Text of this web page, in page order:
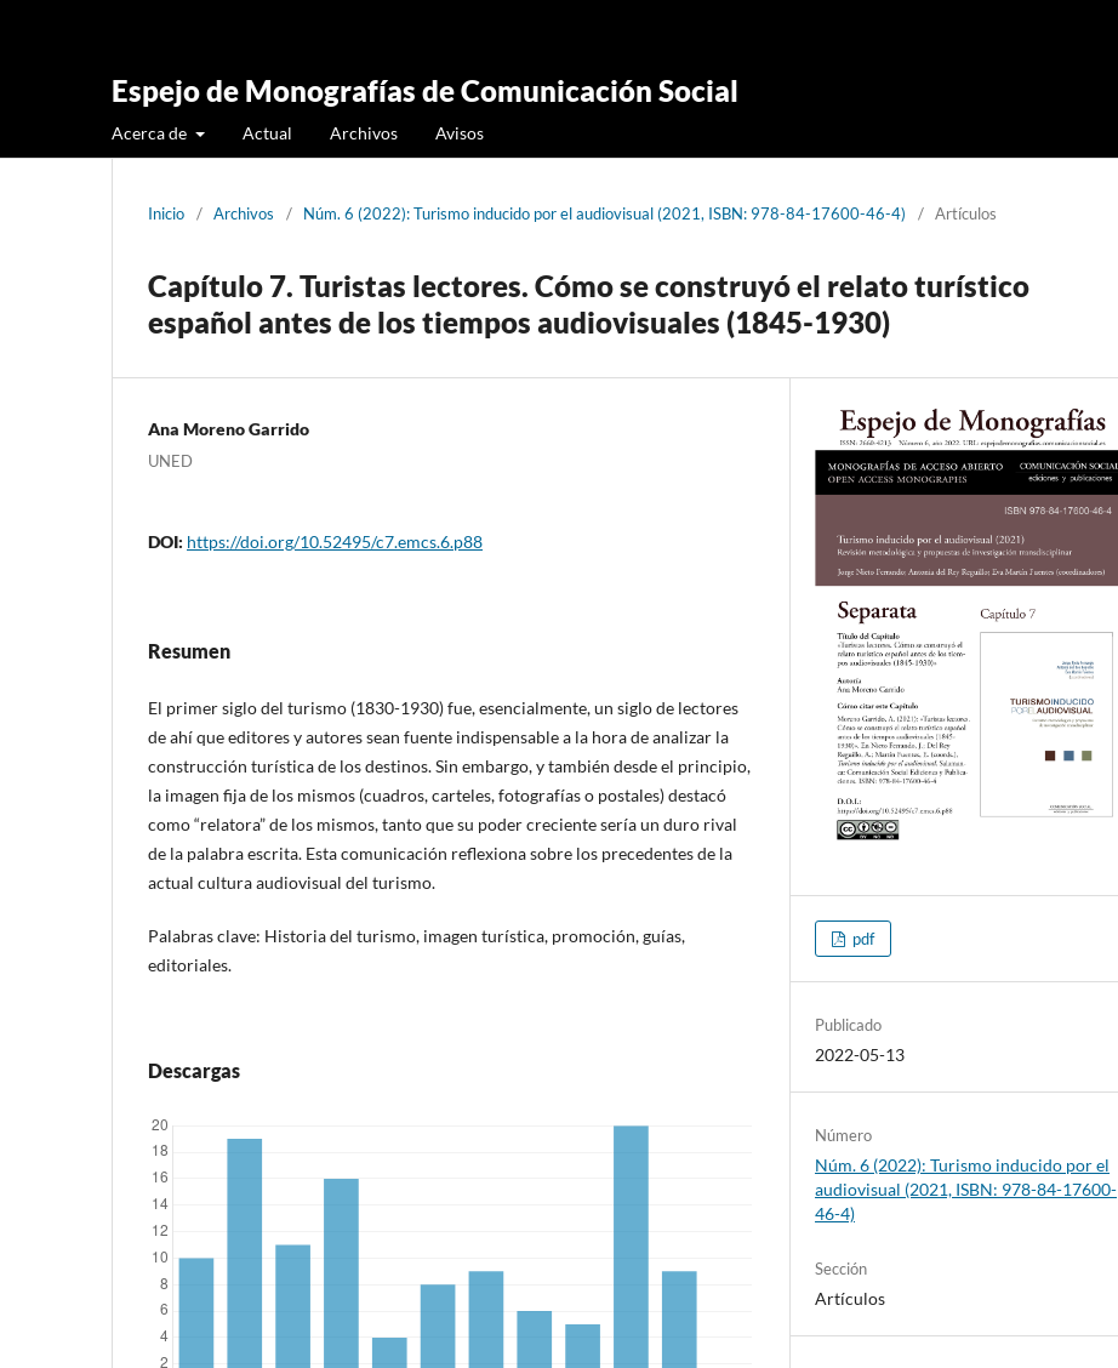
Espejo de Monografías de Comunicación Social
Acerca de Actual Archivos Avisos
Inicio / Archivos / Núm. 6 (2022): Turismo inducido por el audiovisual (2021, ISBN: 978-84-17600-46-4) / Artículos
Capítulo 7. Turistas lectores. Cómo se construyó el relato turístico
español antes de los tiempos audiovisuales (1845-1930)
Ana Moreno Garrido
UNED
DOI: https://doi.org/10.52495/c7.emcs.6.p88
Resumen
El primer siglo del turismo (1830-1930) fue, esencialmente, un siglo de lectores
de ahí que editores y autores sean fuente indispensable a la hora de analizar la
construcción turística de los destinos. Sin embargo, y también desde el principio,
la imagen fija de los mismos (cuadros, carteles, fotografías o postales) destacó
como “relatora” de los mismos, tanto que su poder creciente sería un duro rival
de la palabra escrita. Esta comunicación reflexiona sobre los precedentes de la
actual cultura audiovisual del turismo.
Palabras clave: Historia del turismo, imagen turística, promoción, guías,
editoriales.
Descargas
pdf
Publicado
2022-05-13
Número
Núm. 6 (2022): Turismo inducido por el
audiovisual (2021, ISBN: 978-84-17600-
46-4)
Sección
Artículos